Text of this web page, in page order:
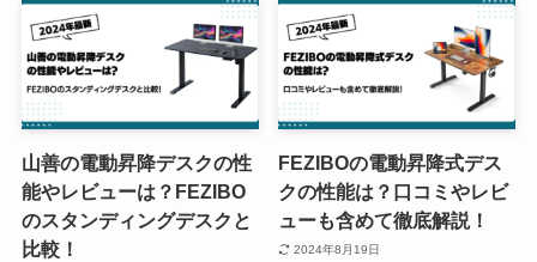
山善の電動昇降デスクの性
能やレビューは？FEZIBO
のスタンディングデスクと
比較！
FEZIBOの電動昇降式デス
クの性能は？口コミやレビ
ューも含めて徹底解説！
2024年8月19日